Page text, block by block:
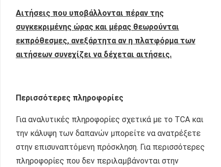
Αιτήσεις που υποβάλλονται πέραν της
συγκεκριμένης ώρας και μέρας θεωρούνται
εκπρόθεσμες, ανεξάρτητα αν η πλατφόρμα των
αιτήσεων συνεχίζει να δέχεται αιτήσεις.
Περισσότερες πληροφορίες
Για αναλυτικές πληροφορίες σχετικά με το TCA και
την κάλυψη των δαπανών μπορείτε να ανατρέξετε
στην επισυναπτόμενη πρόσκληση. Για περισσότερες
πληροφορίες που δεν περιλαμβάνονται στην